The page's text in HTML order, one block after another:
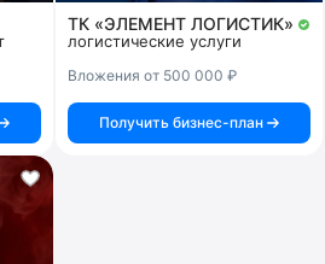
ТК «ЭЛЕМЕНТ ЛОГИСТИК»
логистические услуги
Вложения от 500 000 ₽
Получить бизнес-план